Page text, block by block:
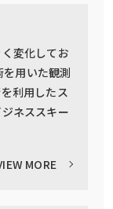
変化してお
用いた観測
利用したス
ネススキー
MORE